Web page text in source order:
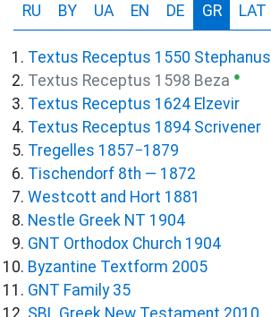
RU BY UA EN DE GR LAT
Textus Receptus 1550 Stephanus
Textus Receptus 1598 Beza ●
Textus Receptus 1624 Elzevir
Textus Receptus 1894 Scrivener
Tregelles 1857−1879
Tischendorf 8th — 1872
Westcott and Hort 1881
Nestle Greek NT 1904
GNT Orthodox Church 1904
Byzantine Textform 2005
GNT Family 35
SBL Greek New Testament 2010